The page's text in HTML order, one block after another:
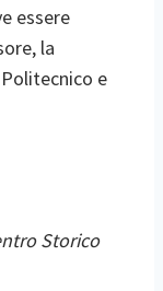
essere
la
e
Storico